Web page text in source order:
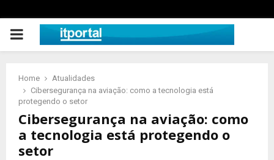
PRIMARY
Home
Atualidades
Cibersegurança na aviação: como a tecnologia está
protegendo o setor
Cibersegurança na aviação: como
a tecnologia está protegendo o
setor